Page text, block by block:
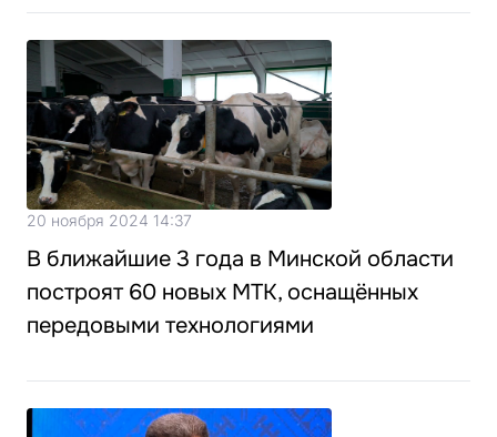
20 ноября 2024 14:37
В ближайшие 3 года в Минской области
построят 60 новых МТК, оснащённых
передовыми технологиями